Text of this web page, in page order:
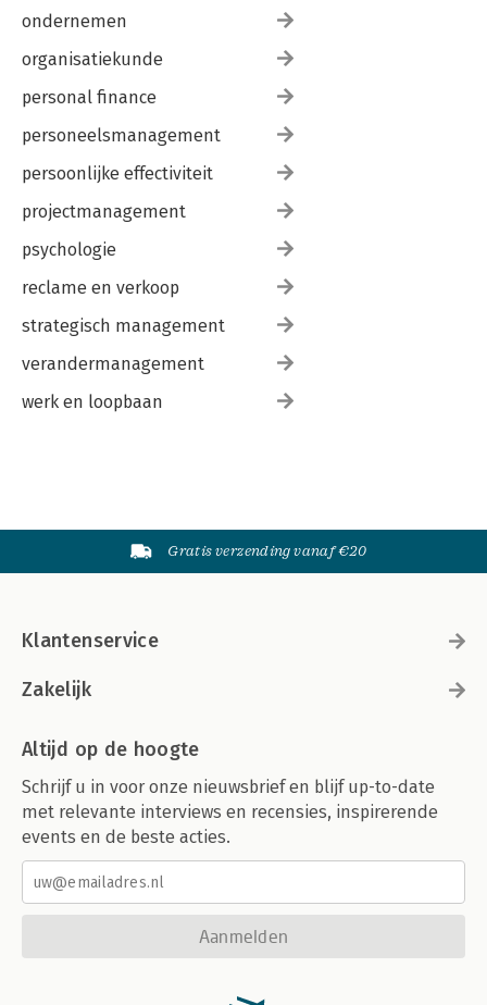
ondernemen
organisatiekunde
personal finance
personeelsmanagement
persoonlijke effectiviteit
projectmanagement
psychologie
reclame en verkoop
strategisch management
verandermanagement
werk en loopbaan
Gratis verzending vanaf €20
Klantenservice
Zakelijk
Altijd op de hoogte
Schrijf u in voor onze nieuwsbrief en blijf up-to-date
met relevante interviews en recensies, inspirerende
events en de beste acties.
Aanmelden